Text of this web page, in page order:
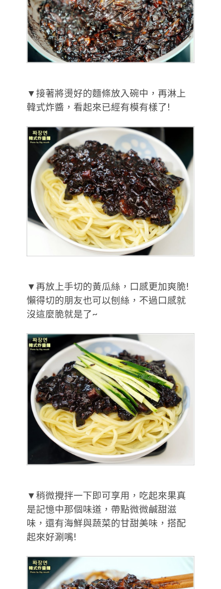
▼接著將燙好的麵條放入碗中，再淋上
韓式炸醬，看起來已經有模有樣了!
▼再放上手切的黃瓜絲，口感更加爽脆!
懶得切的朋友也可以刨絲，不過口感就
沒這麼脆就是了~
▼稍微攪拌一下即可享用，吃起來果真
是記憶中那個味道，帶點微微鹹甜滋
味，還有海鮮與蔬菜的甘甜美味，搭配
起來好涮嘴!